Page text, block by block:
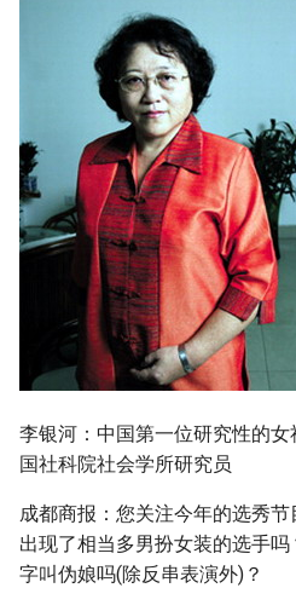
a
r
n
g
李银河：中国第一位研究性的
国社科院社会学所研究员
成都商报：您关注今年的选秀
出现了相当多男扮女装的选手
字叫伪娘吗(除反串表演外)？